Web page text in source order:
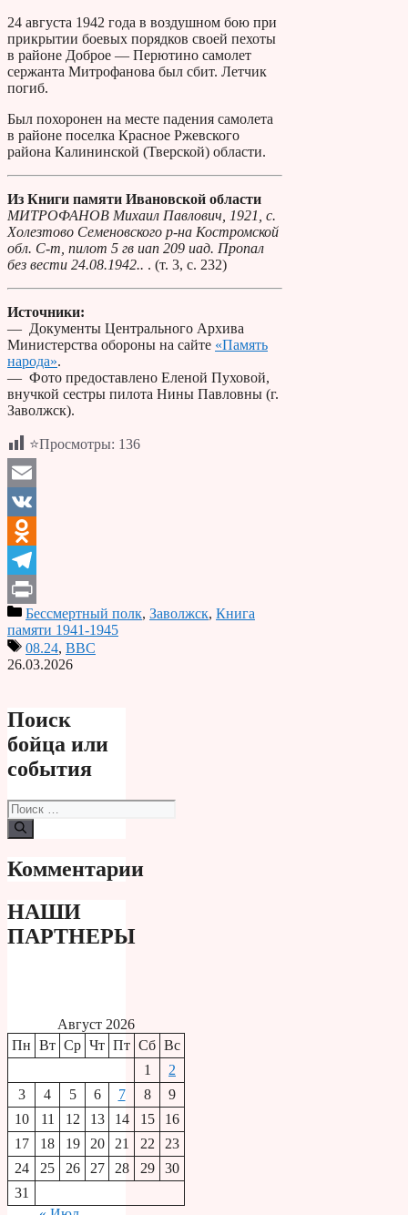
24 августа 1942 года в воздушном бою при
прикрытии боевых порядков своей пехоты
в районе Доброе — Перютино самолет
сержанта Митрофанова был сбит. Летчик
погиб.
Был похоронен на месте падения самолета
в районе поселка Красное Ржевского
района Калининской (Тверской) области.
Из Книги памяти Ивановской области
МИТРОФАНОВ Михаил Павлович, 1921, с.
Холезтово Семеновского р-на Костромской
обл. С-т, пилот 5 гв иап 209 иад. Пропал
без вести 24.08.1942.. . (т. 3, с. 232)
Источники:
— Документы Центрального Архива
Министерства обороны на сайте «Память
народа».
— Фото предоставлено Еленой Пуховой,
внучкой сестры пилота Нины Павловны (г.
Заволжск).
⭐Просмотры: 136
Email
VK
Odnoklassniki
Telegram
PrintБессмертный полк, Заволжск, Книга
памяти 1941-1945
08.24, ВВС
26.03.2026
Поиск
бойца или
события
Поиск:
Комментарии
НАШИ
ПАРТНЕРЫ
Август 2026
Пн Вт Ср Чт Пт Сб Вс
1
2
3
4 5 6 7 8
9
10
11 12 13 14 15
16
17
18 19 20 21 22
23
24
25 26 27 28 29
30
31